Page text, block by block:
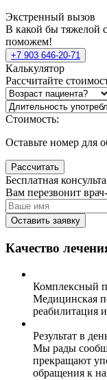
Экстренный вызов
В какой бы тяжелой
поможем!
+7 903 646-20-71
Калькулятор
Рассчитайте
Стоимость:
Оставьте номер для
Рассчитать
Бесплатная
Вам перезвонит
Оставить заявку
Качество
Комплексный
Медицинская
реабилитация
Результат в
Мы рады
прекращают
обращения к